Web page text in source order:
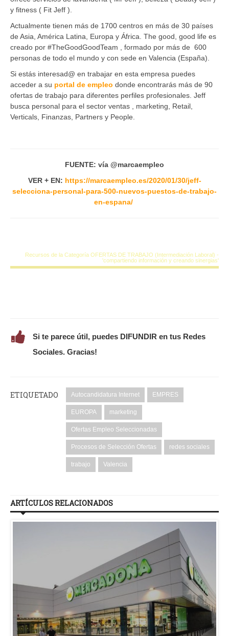
y fitness ( Fit Jeff ).
Actualmente tienen más de 1700 centros en más de 30 países
de Asia, América Latina, Europa y África. The good, good life es
creado por #TheGoodGoodTeam , formado por más de 600
personas de todo el mundo y con sede en Valencia (España).
Si estás interesad@ en trabajar en esta empresa puedes
acceder a su portal de empleo donde encontrarás más de 90
ofertas de trabajo para diferentes perfiles profesionales. Jeff
busca personal para el sector ventas , marketing, Retail,
Verticals, Finanzas, Partners y People.
FUENTE: vía @marcaempleo
VER + EN: https://marcaempleo.es/2020/01/30/jeff-
selecciona-personal-para-500-nuevos-puestos-de-trabajo-
en-espana/
Recursos de la Categoría OFERTAS DE TRABAJO (Intermediación Laboral) -
'compartiendo información y creando sinergias'
Si te parece útil, puedes DIFUNDIR en tus Redes
Sociales. Gracias!
ETIQUETADO Autocandidatura Internet EMPRES
EUROPA marketing
Ofertas Empleo Seleccionadas
Procesos de Selección Ofertas redes sociales
trabajo Valencia
ARTÍCULOS RELACIONADOS